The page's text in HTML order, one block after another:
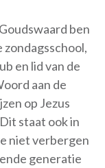
ben
zondagsschool,
en lid van de
aan de
op Jezus
staat ook in
niet verbergen
generatie